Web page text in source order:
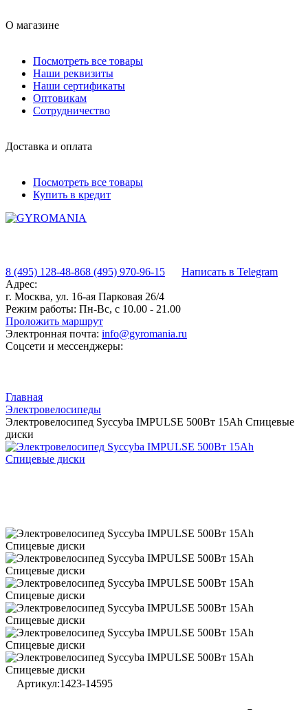
О магазине
Посмотреть все товары
Наши реквизиты
Наши сертификаты
Оптовикам
Сотрудничество
Доставка и оплата
Посмотреть все товары
Купить в кредит
8 (495) 128-48-868 (495) 970-96-15
Написать в Telegram
Адрес:
г. Москва, ул. 16-ая Парковая 26/4
Режим работы: Пн-Вс, с 10.00 - 21.00
Проложить маршрут
Электронная почта: info@gyromania.ru
Соцсети и мессенджеры:
Главная
Электровелосипеды
Электровелосипед Syccyba IMPULSE 500Вт 15Ah Спицевые
диски
Артикул:1423-14595